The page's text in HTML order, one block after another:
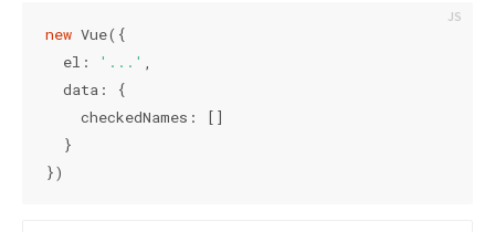
new Vue({
el : '...' ,
data: {
checkedNames : []
  }
})